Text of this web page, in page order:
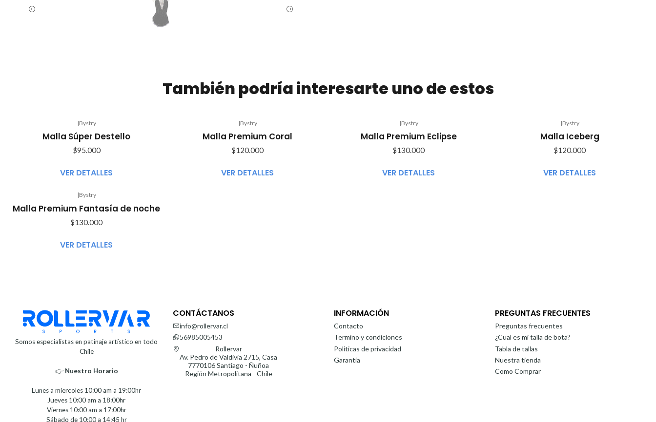
También podría interesarte uno de estos
|Bystry
Malla Súper Destello
$95.000
VER DETALLES
|Bystry
Malla Premium Coral
$120.000
VER DETALLES
|Bystry
Malla Premium Eclipse
$130.000
VER DETALLES
|Bystry
Malla Iceberg
$120.000
VER DETALLES
|Bystry
Malla Premium Fantasía de noche
$130.000
VER DETALLES
Somos especialistas en patinaje artístico en todo
Chile
👉 Nuestro Horario⁣⁣
Lunes a miercoles 10:00 am a 19:00hr
Jueves 10:00 am a 18:00hr
Viernes 10:00 am a 17:00hr
Sábado de 10:00 a 14:45 hr
CONTÁCTANOS
info@rollervar.cl
56985005453
Rollervar
Av. Pedro de Valdivia 2715, Casa
7770106 Santiago - Ñuñoa
Región Metropolitana - Chile
INFORMACIÓN
Contacto
Termino y condiciones
Politicas de privacidad
Garantía
PREGUNTAS FRECUENTES
Preguntas frecuentes
¿Cual es mi talla de bota?
Tabla de tallas
Nuestra tienda
Como Comprar